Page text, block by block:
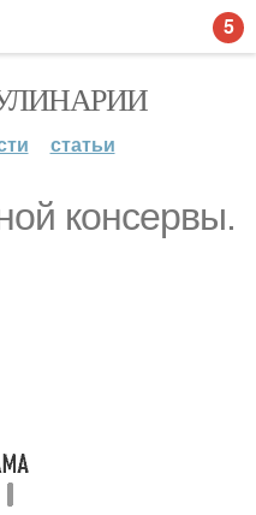
статьи
консервы.
5